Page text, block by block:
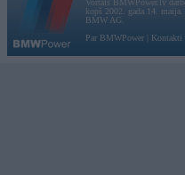
Vortāls BMWPower.lv
kopš 2002. gada 14.
BMW AG.
Par BMWPower
Kontakti